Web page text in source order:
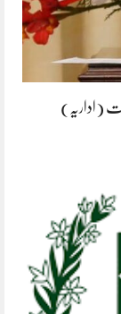
(اداریہ)